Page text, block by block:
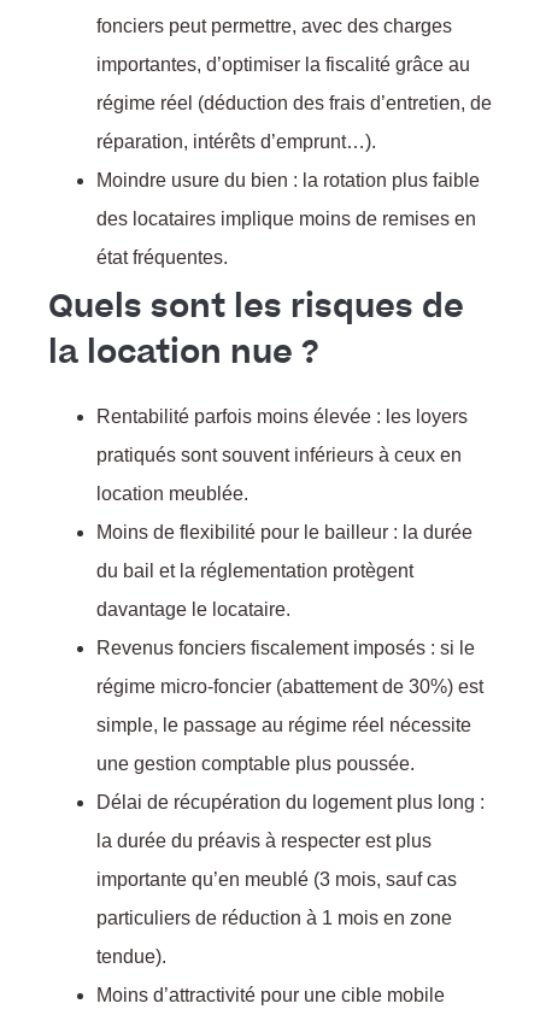
fonciers peut permettre, avec des charges
importantes, d’optimiser la fiscalité grâce au
régime réel (déduction des frais d’entretien, de
réparation, intérêts d’emprunt…).
Moindre usure du bien : la rotation plus faible
des locataires implique moins de remises en
état fréquentes.
Quels sont les risques de
la location nue ?
Rentabilité parfois moins élevée : les loyers
pratiqués sont souvent inférieurs à ceux en
location meublée.
Moins de flexibilité pour le bailleur : la durée
du bail et la réglementation protègent
davantage le locataire.
Revenus fonciers fiscalement imposés : si le
régime micro-foncier (abattement de 30%) est
simple, le passage au régime réel nécessite
une gestion comptable plus poussée.
Délai de récupération du logement plus long :
la durée du préavis à respecter est plus
importante qu’en meublé (3 mois, sauf cas
particuliers de réduction à 1 mois en zone
tendue).
Moins d’attractivité pour une cible mobile